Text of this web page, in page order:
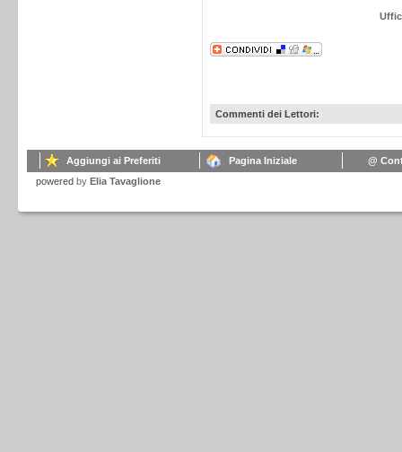
Commenti dei Lettori:
Aggiungi ai Preferiti Pagina Iniziale
@
powered by Elia Tavaglione